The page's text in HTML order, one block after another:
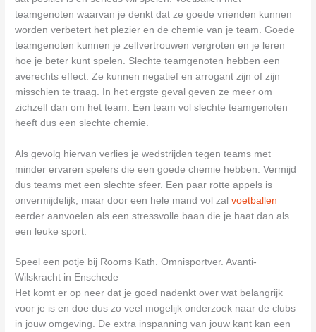
teamgenoten waarvan je denkt dat ze goede vrienden kunnen
worden verbetert het plezier en de chemie van je team. Goede
teamgenoten kunnen je zelfvertrouwen vergroten en je leren
hoe je beter kunt spelen. Slechte teamgenoten hebben een
averechts effect. Ze kunnen negatief en arrogant zijn of zijn
misschien te traag. In het ergste geval geven ze meer om
zichzelf dan om het team. Een team vol slechte teamgenoten
heeft dus een slechte chemie.
Als gevolg hiervan verlies je wedstrijden tegen teams met
minder ervaren spelers die een goede chemie hebben. Vermijd
dus teams met een slechte sfeer. Een paar rotte appels is
onvermijdelijk, maar door een hele mand vol zalvoetballen
eerder aanvoelen als een stressvolle baan die je haat dan als
een leuke sport.
Speel een potje bij Rooms Kath. Omnisportver. Avanti-
Wilskracht in Enschede
Het komt er op neer dat je goed nadenkt over wat belangrijk
voor je is en doe dus zo veel mogelijk onderzoek naar de clubs
in jouw omgeving. De extra inspanning van jouw kant kan een